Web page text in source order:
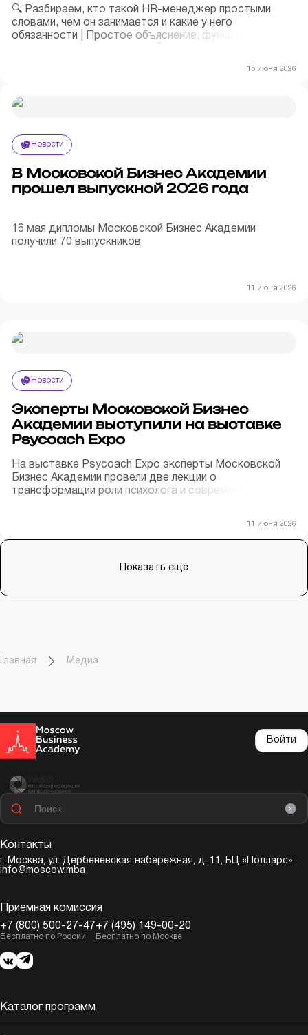
🔍 Разбираем, кто такой HR-менеджер простыми
словами, чем он занимается и какие у него
обязанности | Простое объяснение, функции и задачи
15 июня 2026
Новости
В Московской Бизнес Академии
прошел выпускной 2026 года
16 мая дипломы Московской Бизнес Академии
получили 70 выпускников
11 июня 2026
Новости
Эксперты Московской Бизнес
Академии выступили на выставке
Psycoach Expo
На выставке Psycoach Expo эксперты Московской
Бизнес Академии провели две лекции о
трансформации роли психолога и современных
11 июня 2026
Показать ещё
Главная Медиа
Войти
Контакты
г. Москва, ул. Дербеневская набережная, д. 11, БЦ «Полларс»
info@moscow.mba
Приемная комиссия
+7 (800) 500-27-47
Бесплатно по России
+7 (495) 149-00-20
Бесплатно по Москве
Каталог программ